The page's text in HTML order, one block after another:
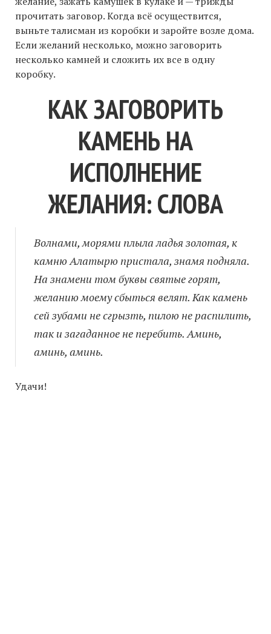
прочитать заговор. Когда всё осуществится,
выньте талисман из коробки и заройте возле дома.
Если желаний несколько, можно заговорить
несколько камней и сложить их все в одну
коробку.
КАК ЗАГОВОРИТЬ
КАМЕНЬ НА
ИСПОЛНЕНИЕ
ЖЕЛАНИЯ: СЛОВА
Волнами, морями плыла ладья золотая, к
камню Алатырю пристала, знамя подняла.
На знамени том буквы святые горят,
желанию моему сбыться велят. Как камень
сей зубами не сгрызть, пилою не распилить,
так и загаданное не перебить. Аминь,
аминь, аминь.
Удачи!